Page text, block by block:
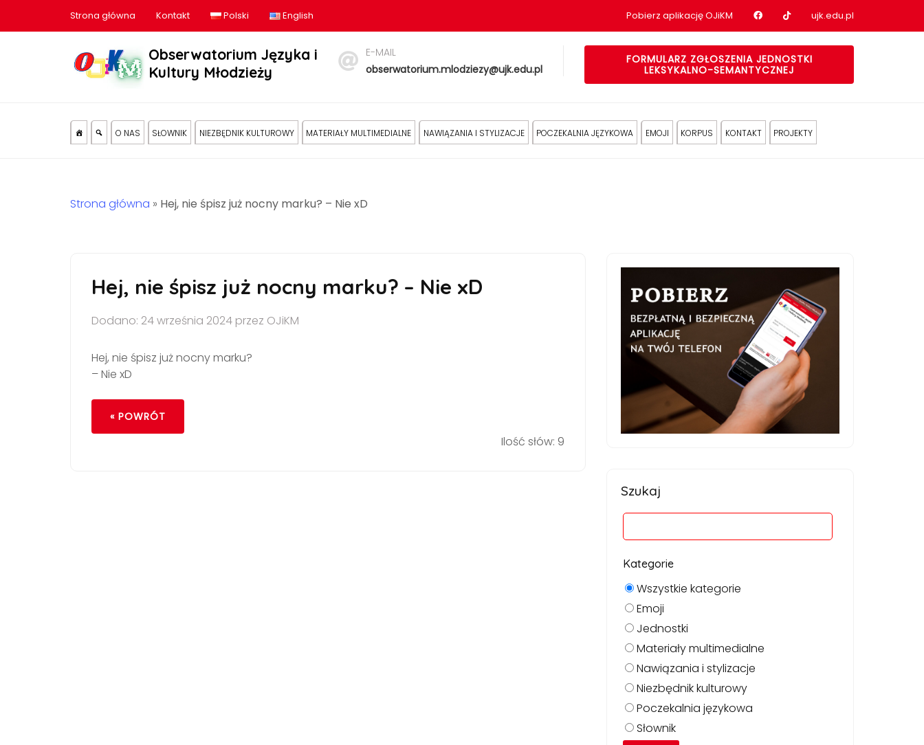
Strona główna Kontakt Polski English Pobierz aplikację OJiKM Nasz profil na Facebook
Nasz profil na tiktok
ujk.edu.pl
Obserwatorium Języka i
Kultury Młodzieży
E-MAIL
obserwatorium.mlodziezy@ujk.edu.pl
FORMULARZ ZGŁOSZENIA JEDNOSTKI
LEKSYKALNO-SEMANTYCZNEJ
O NAS SŁOWNIK NIEZBĘDNIK KULTUROWY MATERIAŁY MULTIMEDIALNE NAWIĄZANIA I STYLIZACJE POCZEKALNIA JĘZYKOWA EMOJI KORPUS KONTAKT PROJEKTY
Strona główna » Hej, nie śpisz już nocny marku? – Nie xD
Hej, nie śpisz już nocny marku? – Nie xD
Dodano: 24 września 2024 przez OJiKM
Hej, nie śpisz już nocny marku?
– Nie xD
« POWRÓT
Ilość słów: 9
Szukaj
Kategorie
Wszystkie kategorie
Emoji
Jednostki
Materiały multimedialne
Nawiązania i stylizacje
Niezbędnik kulturowy
Poczekalnia językowa
Słownik